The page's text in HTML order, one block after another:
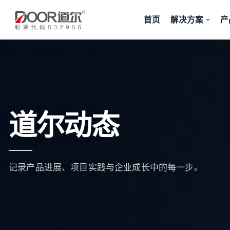
首页 解决方案
道尔动态
记录产品进展、项目实践与企业成长中的每一步。